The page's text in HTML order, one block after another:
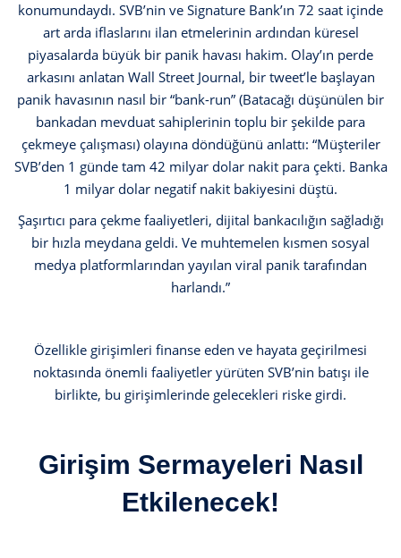
konumundaydı. SVB’nin ve Signature Bank’ın 72 saat içinde
art arda iflaslarını ilan etmelerinin ardından küresel
piyasalarda büyük bir panik havası hakim. Olay’ın perde
arkasını anlatan Wall Street Journal, bir tweet’le başlayan
panik havasının nasıl bir “bank-run” (Batacağı düşünülen bir
bankadan mevduat sahiplerinin toplu bir şekilde para
çekmeye çalışması) olayına döndüğünü anlattı: “Müşteriler
SVB’den 1 günde tam 42 milyar dolar nakit para çekti. Banka
1 milyar dolar negatif nakit bakiyesini düştü.
Şaşırtıcı para çekme faaliyetleri, dijital bankacılığın sağladığı
bir hızla meydana geldi. Ve muhtemelen kısmen sosyal
medya platformlarından yayılan viral panik tarafından
harlandı.”
Özellikle girişimleri finanse eden ve hayata geçirilmesi
noktasında önemli faaliyetler yürüten SVB’nin batışı ile
birlikte, bu girişimlerinde gelecekleri riske girdi.
Girişim Sermayeleri Nasıl
Etkilenecek!